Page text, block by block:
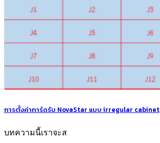
การตั้งค่าการ์ดรับ NovaStar แบบ irregular cabinet
บทความนี้เราจะส